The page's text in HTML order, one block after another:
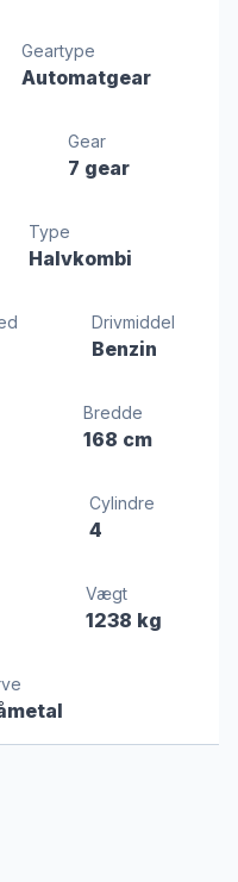
Geartype
Automatgear
Gear
7 gear
Type
Halvkombi
Drivmiddel
Benzin
Bredde
168 cm
Cylindre
4
Vægt
1238 kg